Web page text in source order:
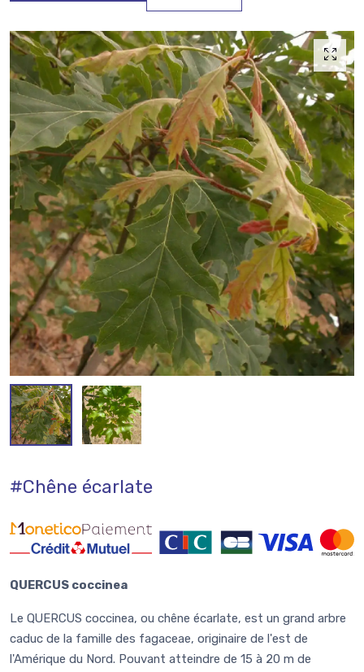
#Chêne écarlate
QUERCUS coccinea
Le QUERCUS coccinea, ou chêne écarlate, est un grand arbre
caduc de la famille des fagaceae, originaire de l'est de
l'Amérique du Nord. Pouvant atteindre de 15 à 20 m de